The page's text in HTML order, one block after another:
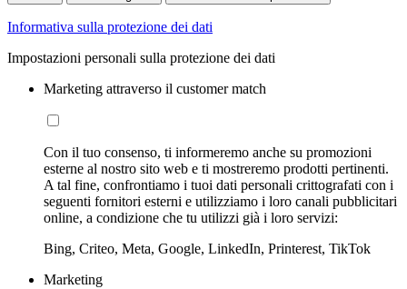
Informativa sulla protezione dei dati
Impostazioni personali sulla protezione dei dati
Marketing attraverso il customer match
Con il tuo consenso, ti informeremo anche su promozioni
esterne al nostro sito web e ti mostreremo prodotti pertinenti.
A tal fine, confrontiamo i tuoi dati personali crittografati con i
seguenti fornitori esterni e utilizziamo i loro canali pubblicitari
online, a condizione che tu utilizzi già i loro servizi:
Bing, Criteo, Meta, Google, LinkedIn, Printerest, TikTok
Marketing